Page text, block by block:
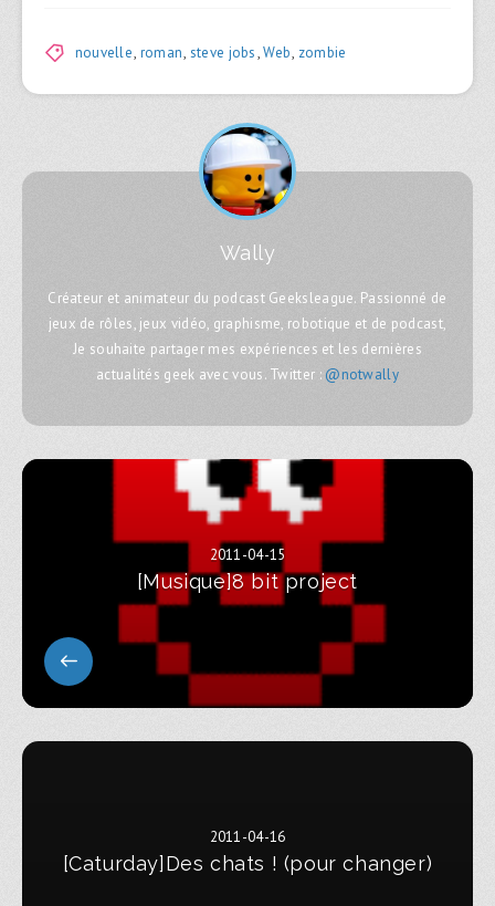
nouvelle, roman, steve jobs,Web, zombie
Wally
Créateur et animateur du podcast Geeksleague. Passionné de
jeux de rôles, jeux vidéo, graphisme, robotique et de podcast,
Je souhaite partager mes expériences et les dernières
actualités geek avec vous. Twitter : @notwally
2011-04-15
[Musique]8 bit project
2011-04-16
[Caturday]Des chats ! (pour changer)